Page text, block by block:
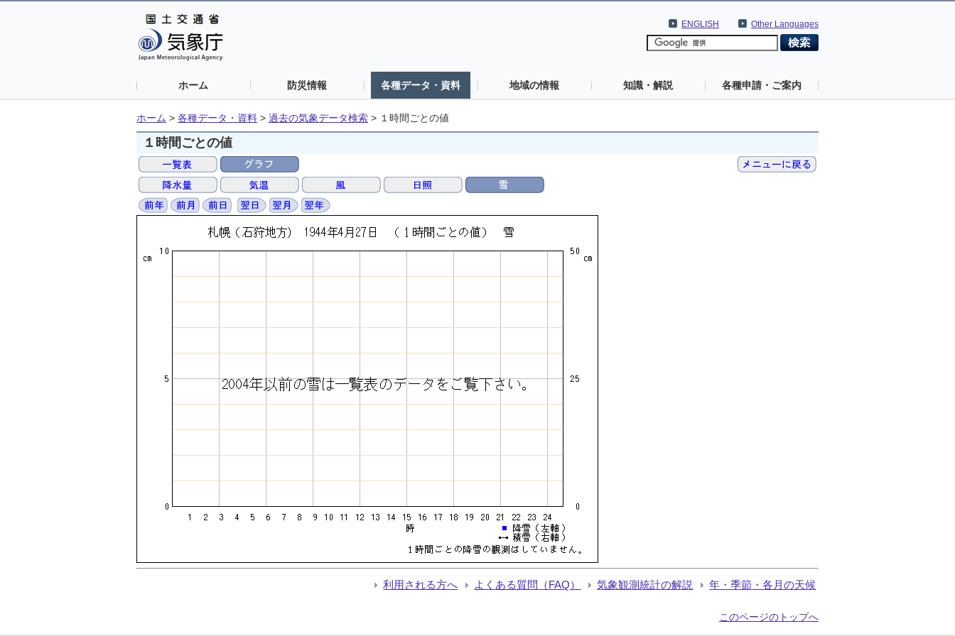
Other Languages
ENGLISH
ホーム 防災情報 各種データ・資料 地域の情報 知識・解説 各種申請・ご案内
ホーム > 各種データ・資料 > 過去の気象データ検索 > １時間ごとの値
１時間ごとの値
利用される方へ よくある質問（FAQ） 気象観測統計の解説 年・季節・各月の天候
このページのトップへ